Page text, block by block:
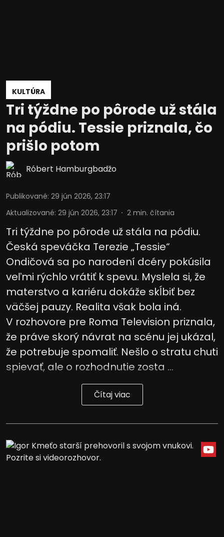
KULTÚRA
Tri týždne po pôrode už stála
na pódiu. Tessie priznala, čo
prišlo potom
Róbert Hamburgbadžo
Publikované: 29 jún 2026, 23:17
Aktualizované: 29 jún 2026, 23:17 2 min. čítania
Tri týždne po pôrode už stála na pódiu.
Česká speváčka Terezie „Tessie“
Ondičová sa po narodení dcéry pokúsila
veľmi rýchlo vrátiť k spevu. Myslela si, že
materstvo a kariéru dokáže skĺbiť bez
väčšej pauzy. Realita však bola iná.
V rozhovore pre Roma Television priznala,
že práve skorý návrat na scénu jej ukázal,
že potrebuje spomaliť. Nešlo o stratu chuti
spievať, ale o rozhodnutie zosta ...
Čítaj viac